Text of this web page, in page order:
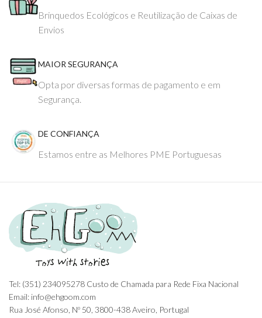
Brinquedos Ecológicos e Reutilização de Caixas de
Envios
MAIOR SEGURANÇA
Opta por diversas formas de pagamento e em
Segurança.
DE CONFIANÇA
Estamos entre as Melhores PME Portuguesas
Tel: (351) 234095278 Custo de Chamada para Rede Fixa Nacional
Email: info@ehgoom.com
Rua José Afonso, Nº 50, 3800-438 Aveiro, Portugal